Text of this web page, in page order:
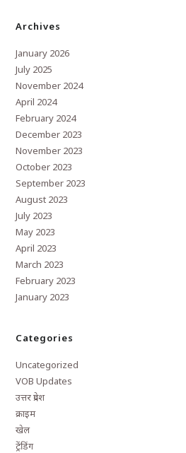
Archives
January 2026
July 2025
November 2024
April 2024
February 2024
December 2023
November 2023
October 2023
September 2023
August 2023
July 2023
May 2023
April 2023
March 2023
February 2023
January 2023
Categories
Uncategorized
VOB Updates
उत्तर प्रदेश
क्राइम
खेल
ट्रेंडिंग